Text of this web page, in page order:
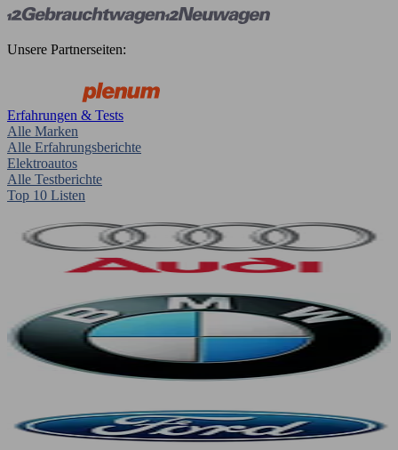
Unsere Partnerseiten:
Erfahrungen & Tests
Alle Marken
Alle Erfahrungsberichte
Elektroautos
Alle Testberichte
Top 10 Listen